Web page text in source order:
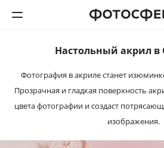
Фотокниги
Настольный акрил в
Фотография в акриле станет
Прозрачная и гладкая поверхность
цвета фотографии и создаст
изображения.